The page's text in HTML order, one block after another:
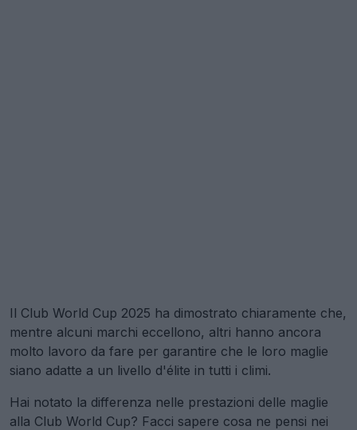
Il Club World Cup 2025 ha dimostrato chiaramente che,
mentre alcuni marchi eccellono, altri hanno ancora
molto lavoro da fare per garantire che le loro maglie
siano adatte a un livello d'élite in tutti i climi.
Hai notato la differenza nelle prestazioni delle maglie
alla Club World Cup? Facci sapere cosa ne pensi nei